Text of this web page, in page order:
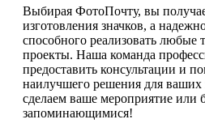
Выбирая ФотоПочту, вы
изготовления значков, а
способного реализовать любые
проекты. Наша команда
предоставить консультации и
наилучшего решения для ваших
сделаем ваше мероприятие или
запоминающимися!